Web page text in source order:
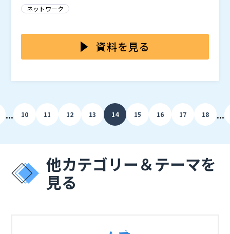
て、中国でも日本と同様にMicrosoft 365やGoogle W
す。 クラウドベースの統一した業務システムを円滑に
活用するためには、VPN・SD-WAN・専用線などの高速
中国におけるITインフラ・日中間ネットワークの構築に
れており、これに対応した適切な通信サービスの選定が
重要です。 また、通信品質を左右するネットワークの
要件を統合的に判断してインフラを選択、構築をするこ
中国でクラウドサービスを快適に利用するためには、い
くつか特有の課題を解決する必要があります。具体的に
フラ構築が求められます： ・規制への適応：中国で
守が必須です。 ・ネットワーク遅延の最小化：業務
効率を確保するため、通信遅延や不安定さを回避する高
統合的に判断し、適切な通信サービスやインフラを選
なります。
日中間通信の高品質化を図るには、まず中国国内の通信
ことも可能ですが罰則のリスクが伴います。 本セミナ
ーでは現地法令に準拠した形で通信の安定性を担保する
ます。
こんな方におすすめなセミナーです。 ・中国拠点でM
ビスの利用環境に課題を抱えている方 ・専用線の敷
通信ネットワークを構築予定の方
クララ株式会社（
株式会社オープンソース活用研究所（
ネットワーク
資料を見る
... 10 11 12 13 14 15 16 17 18 ...
他カテゴリー＆テーマを
見る